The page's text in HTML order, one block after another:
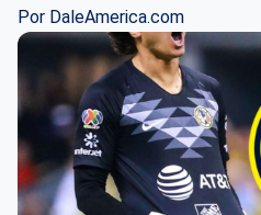
Por DaleAmerica.com